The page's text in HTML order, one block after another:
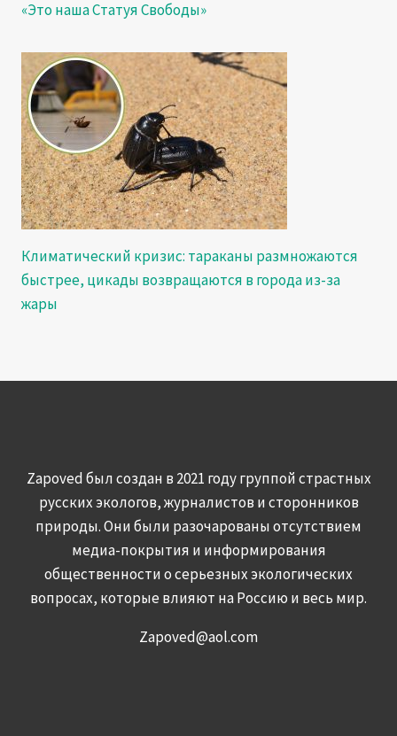
«Это наша Статуя Свободы»
Климатический кризис: тараканы размножаются
быстрее, цикады возвращаются в города из-за
жары
Zapoved был создан в 2021 году группой страстных
русских экологов, журналистов и сторонников
природы. Они были разочарованы отсутствием
медиа-покрытия и информирования
общественности о серьезных экологических
вопросах, которые влияют на Россию и весь мир.
Zapoved@aol.com